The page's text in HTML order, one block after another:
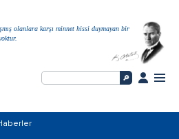
olanlara karşı minnet hissi duymayan bir